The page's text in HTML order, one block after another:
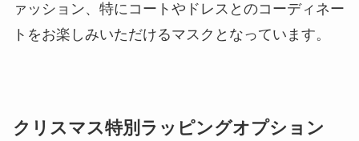
ァッション、特にコートやドレスとのコーディネー
トをお楽しみいただけるマスクとなっています。
クリスマス特別ラッピングオプション